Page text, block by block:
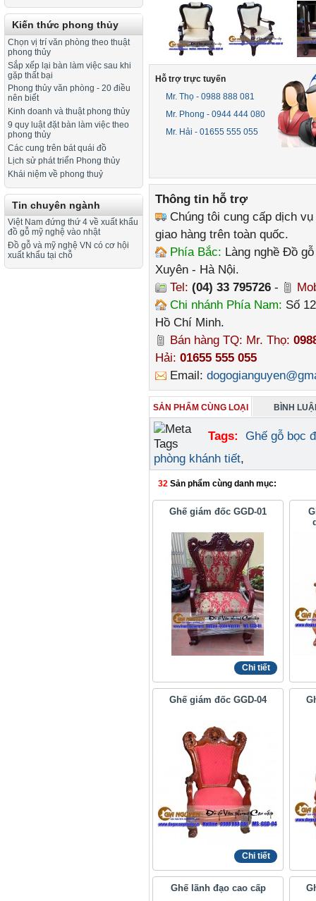
Kiến thức phong thủy
Chọn vị trí văn phòng theo thuật
phong thủy
Sắp xếp lại bàn làm việc sau khi
gặp thất bại
Phong thủy văn phòng - 20 điều
nên biết
Kinh doanh và thuật phong thủy
9 quy luật đặt bàn làm việc theo
phong thủy
Các cung trên bát quái đồ
Lịch sử phát triển Phong thủy
Khái niệm về phong thuỷ
Tin chuyên ngành
Việt Nam đứng thứ 4 về xuất khẩu
đồ gỗ mỹ nghệ vào nhật
Đồ gỗ và mỹ nghệ VN có cơ hội
xuất khẩu tại chỗ
Hỗ trợ trực tuyến
Mr. Thọ - 0988 888 081
Mr. Phong - 0944 444 080
Mr. Hải - 01655 555 055
Thông tin hỗ trợ
Chúng tôi cung cấp dịch
giao hàng trên toàn quốc.
Phía Bắc: Làng nghề Đồ
Xuyên - Hà Nội.
Tel: (04) 33 795726 -
Chi nhánh Phía Nam: Số
Hồ Chí Minh.
Bán hàng TQ: Mr. Thọ:
Hải: 01655 555 055
Email:
SẢN PHẨM CÙNG LOẠI BÌNH
Tags: Ghế gỗ bọc
phòng khánh tiết,
32 Sản phẩm cùng danh mục:
Ghế giám đốc GGD-01
Chi tiết
Ghế giám đốc GGD-04
Chi tiết
Ghế lãnh đạo cao cấp